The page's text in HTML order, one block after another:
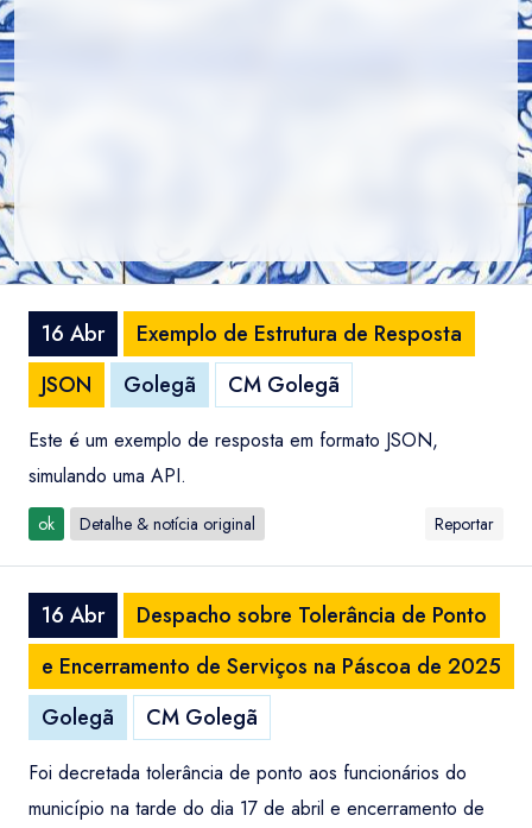
16 Abr
Exemplo de Estrutura de Resposta
JSON
Golegã CM Golegã
Este é um exemplo de resposta em formato JSON,
simulando uma API.
ok Detalhe & notícia original Reportar
16 Abr
Despacho sobre Tolerância de Ponto
e Encerramento de Serviços na Páscoa de 2025
Golegã
CM Golegã
Foi decretada tolerância de ponto aos funcionários do
município na tarde do dia 17 de abril e encerramento de